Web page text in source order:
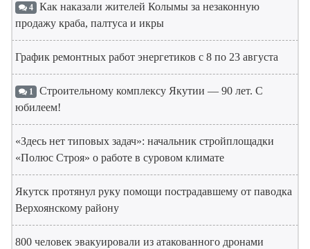
4 Как наказали жителей Колымы за незаконную
продажу краба, палтуса и икры
График ремонтных работ энергетиков с 8 по 23 августа
1 Строительному комплексу Якутии — 90 лет. С
юбилеем!
«Здесь нет типовых задач»: начальник стройплощадки
«Полюс Строя» о работе в суровом климате
Якутск протянул руку помощи пострадавшему от паводка
Верхоянскому району
800 человек эвакуировали из атакованного дронами